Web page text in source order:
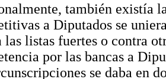
también existía
a Diputados se
las listas fuertes o contra
por las bancas a
se daba en